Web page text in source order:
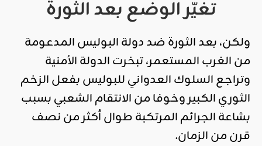
تغيّر الوضع بعد الثورة
ولكن، بعد الثورة ضد دولة البوليس المدعومة
من الغرب المستعمر، تبخرت الدولة الأمنية
وتراجع السلوك العدواني للبوليس بفعل الزخم
الثوري الكبير وخوفا من الانتقام الشعبي بسبب
بشاعة الجرائم المرتكبة طوال أكثر من نصف
قرن من الزمان.